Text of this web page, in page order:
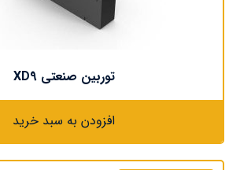
توربین صنعتی XD9
افزودن به سبد خرید